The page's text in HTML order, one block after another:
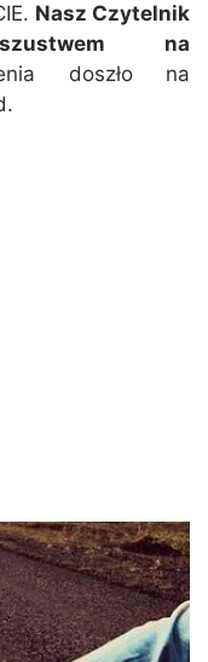
Nasz Czytelnik
na
doszło na